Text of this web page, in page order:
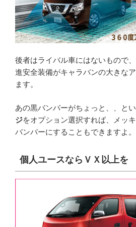
後者はライバル車にはないもので
進安全装備がキャラバンの大きな
ます。
あの黒バンパーがちょっと、、と
ジをオプション選択すれば、メッ
バンパーにすることもできますよ。
個人ユースならＶＸ以上を